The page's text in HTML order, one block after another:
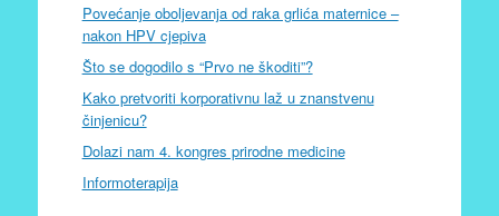
Povećanje oboljevanja od raka grlića maternice –
nakon HPV cjepiva
Što se dogodilo s “Prvo ne škoditi”?
Kako pretvoriti korporativnu laž u znanstvenu
činjenicu?
Dolazi nam 4. kongres prirodne medicine
Informoterapija